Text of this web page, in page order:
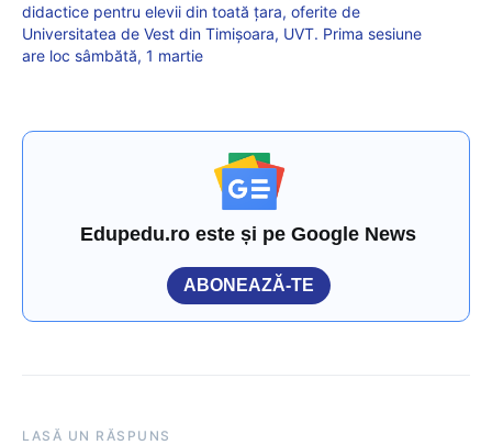
didactice pentru elevii din toată țara, oferite de
Universitatea de Vest din Timișoara, UVT. Prima sesiune
are loc sâmbătă, 1 martie
Edupedu.ro este și pe Google News
ABONEAZĂ-TE
LASĂ UN RĂSPUNS